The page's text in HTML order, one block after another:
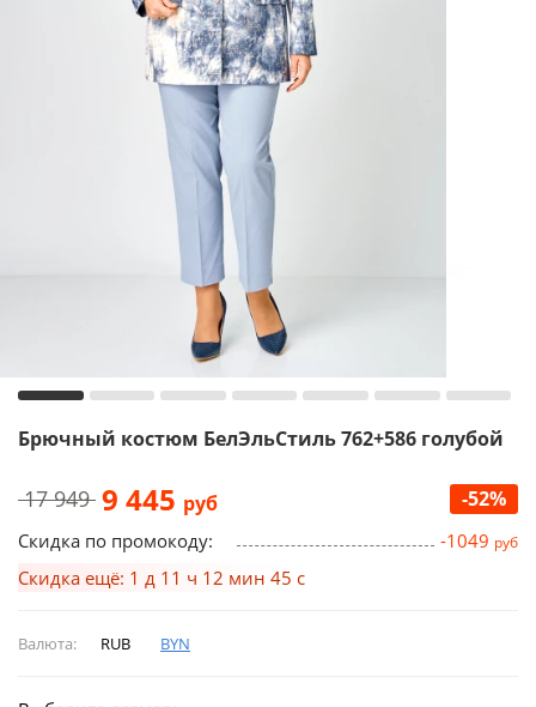
Брючный костюм БелЭльСтиль 762+586 голубой
17 949 9 445 руб -52%
Скидка по промокоду: -1049 руб
Скидка ещё: 1 д 11 ч 12 мин 45 с
Валюта: RUB BYN